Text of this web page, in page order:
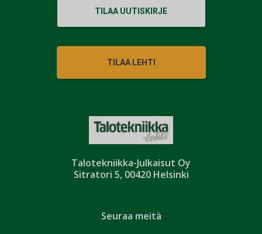
Talotekniikka-Julkaisut Oy
Sitratori 5, 00420 Helsinki
TILAA UUTISKIRJE
TILAA LEHTI
Seuraa meitä